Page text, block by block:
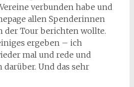
verbunden habe und
allen Spenderinnen
der Tour berichten wollte.
ergeben – ich
mal und rede und
Und das sehr